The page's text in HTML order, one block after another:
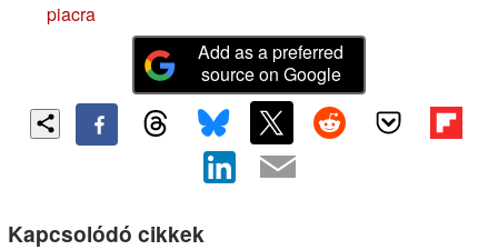
piacra
Add as a preferred
source on Google
Kapcsolódó cikkek